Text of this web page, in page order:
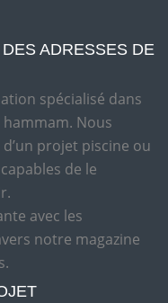
ADRESSES DE
spécialisé dans
Nous
projet piscine ou
de le
avec les
notre magazine